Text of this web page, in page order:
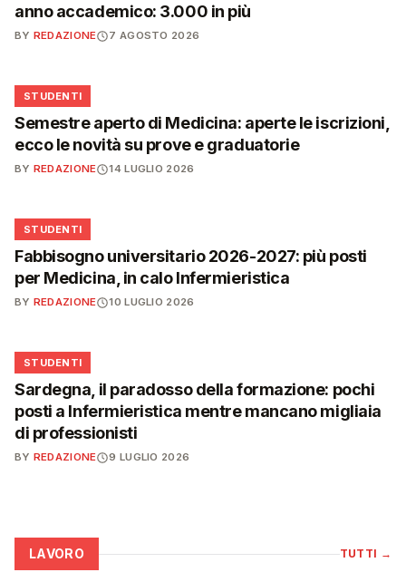
anno accademico: 3.000 in più
BY REDAZIONE 7 AGOSTO 2026
🎓
STUDENTI
Semestre aperto di Medicina: aperte le iscrizioni,
ecco le novità su prove e graduatorie
BY REDAZIONE 14 LUGLIO 2026
🎓
STUDENTI
Fabbisogno universitario 2026-2027: più posti
per Medicina, in calo Infermieristica
BY REDAZIONE 10 LUGLIO 2026
🎓
STUDENTI
Sardegna, il paradosso della formazione: pochi
posti a Infermieristica mentre mancano migliaia
di professionisti
BY REDAZIONE 9 LUGLIO 2026
LAVORO TUTTI →